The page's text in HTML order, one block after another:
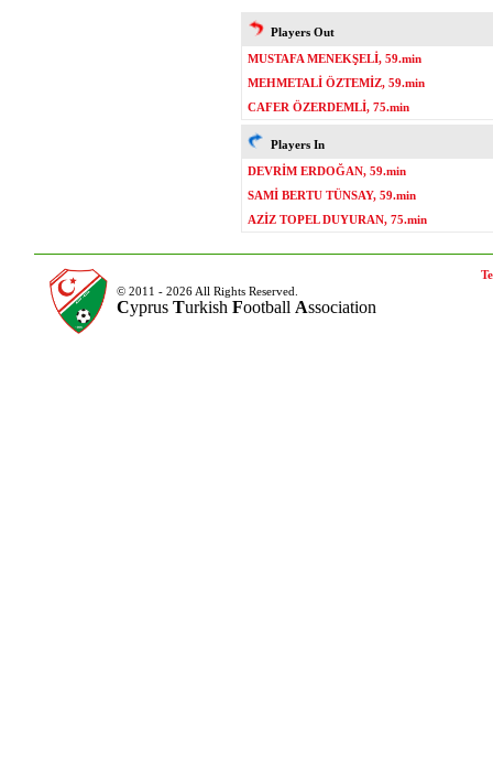
Players Out
MUSTAFA MENEKŞELİ, 59.min
MEHMETALİ ÖZTEMİZ, 59.min
CAFER ÖZERDEMLİ, 75.min
Players In
DEVRİM ERDOĞAN, 59.min
SAMİ BERTU TÜNSAY, 59.min
AZİZ TOPEL DUYURAN, 75.min
© 2011 - 2026 All Rights Reserved.
Cyprus Turkish Football Association